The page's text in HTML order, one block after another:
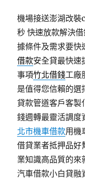
機場接送澎湖改
秒 快速放款解決
據條件及需求要快
借款安全貸最快速
事項竹北借錢工廠
是值得您信賴的選
貸款管道客戶客製
錢週轉最靈活調度
北市機車借款用機
借貸業者抵押品好
業知識高品質的來
汽車借款小白貸融